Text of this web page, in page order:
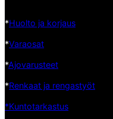
*Huolto ja korjaus
*Varaosat
*Ajovarusteet
*Renkaat ja rengastyöt
*Kuntotarkastus